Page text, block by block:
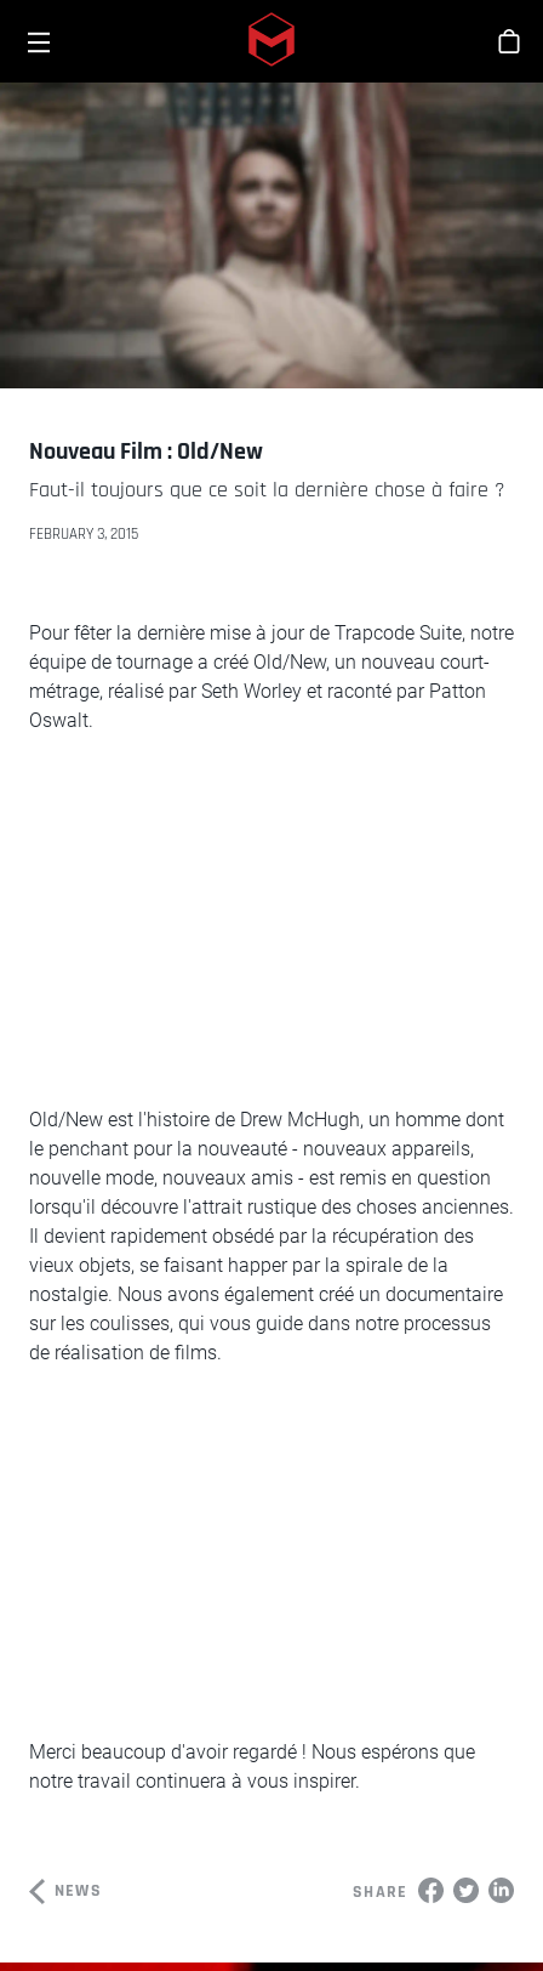
Skip to main content
Nouveau Film : Old/New
Faut-il toujours que ce soit la dernière chose à faire ?
FEBRUARY 3, 2015
Pour fêter la dernière mise à jour de Trapcode Suite, notre
équipe de tournage a créé Old/New, un nouveau court-
métrage, réalisé par Seth Worley et raconté par Patton
Oswalt.
Old/New est l'histoire de Drew McHugh, un homme dont
le penchant pour la nouveauté - nouveaux appareils,
nouvelle mode, nouveaux amis - est remis en question
lorsqu'il découvre l'attrait rustique des choses anciennes.
Il devient rapidement obsédé par la récupération des
vieux objets, se faisant happer par la spirale de la
nostalgie. Nous avons également créé un documentaire
sur les coulisses, qui vous guide dans notre processus
de réalisation de films.
Merci beaucoup d'avoir regardé ! Nous espérons que
notre travail continuera à vous inspirer.
NEWS SHARE